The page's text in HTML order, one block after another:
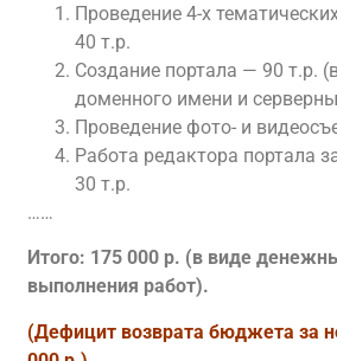
Проведение 4-х
40 т.р.
Создание портала — 90 т.р.
доменного имени и
Проведение фото- и
Работа редактора портала
30 т.р.
……
Итого: 175 000 р. (в виде
выполнения работ).
(Дефицит возврата бюджета за